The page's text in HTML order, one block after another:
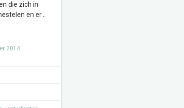
die zich in
en er…
2014